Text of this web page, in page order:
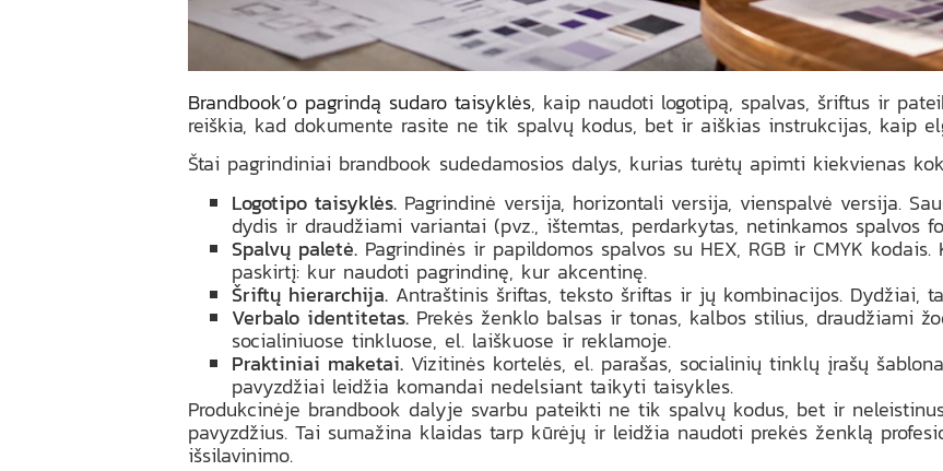
Brandbook’o pagrindą sudaro taisyklės, kaip naudoti logotipą, spalvas, šriftus ir
reiškia, kad dokumente rasite ne tik spalvų kodus, bet ir aiškias instrukcijas, kaip
Štai pagrindiniai brandbook sudedamosios dalys, kurias turėtų apimti kiekvienas
Logotipo taisyklės. Pagrindinė versija, horizontali versija, vienspalvė versija.
dydis ir draudžiami variantai (pvz., ištemtas, perdarkytas, netinkamos spalvos
Spalvų paletė. Pagrindinės ir papildomos spalvos su HEX, RGB ir CMYK
paskirtį: kur naudoti pagrindinę, kur akcentinę.
Šriftų hierarchija. Antraštinis šriftas, teksto šriftas ir jų kombinacijos. Dydžiai,
Verbalo identitetas. Prekės ženklo balsas ir tonas, kalbos stilius, draudžiami
socialiniuose tinkluose, el. laiškuose ir reklamoje.
Praktiniai maketai. Vizitinės kortelės, el. parašas, socialinių tinklų įrašų
pavyzdžiai leidžia komandai nedelsiant taikyti taisykles.
Produkcinėje brandbook dalyje svarbu pateikti ne tik spalvų kodus, bet ir
pavyzdžius. Tai sumažina klaidas tarp kūrėjų ir leidžia naudoti prekės ženklą
išsilavinimo.